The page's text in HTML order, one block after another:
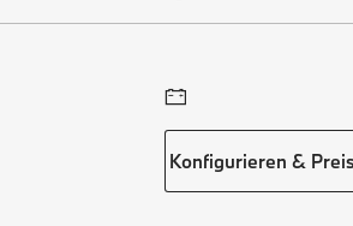
Konfigurieren &